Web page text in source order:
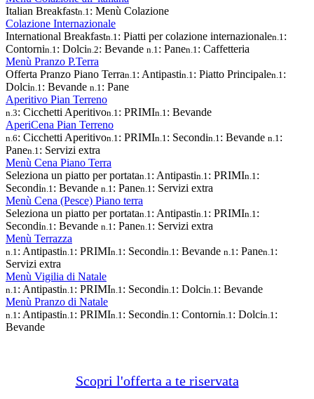
Italian Breakfastn.1 : Menù Colazione
Colazione Internazionale
International Breakfastn.1 : Piatti per colazione internazionalen.1 :
Contornin.1 : Dolcin.2: Bevande n.1 : Panen.1 : Caffetteria
Menù Pranzo P.Terra
Offerta Pranzo Piano Terran.1 : Antipastin.1 : Piatto Principalen.1 :
Dolcin.1 : Bevande n.1 : Pane
Aperitivo Pian Terreno
n.3: Cicchetti Aperitivon.1 : PRIMIn.1 : Bevande
AperiCena Pian Terreno
n.6: Cicchetti Aperitivon.1 : PRIMIn.1 : Secondin.1 : Bevande n.1 :
Panen.1 : Servizi extra
Menù Cena Piano Terra
Seleziona un piatto per portatan.1 : Antipastin.1 : PRIMIn.1 :
Secondin.1 : Bevande n.1 : Panen.1 : Servizi extra
Menù Cena (Pesce) Piano terra
Seleziona un piatto per portatan.1 : Antipastin.1 : PRIMIn.1 :
Secondin.1 : Bevande n.1 : Panen.1 : Servizi extra
Menù Terrazza
n.1 : Antipastin.1 : PRIMIn.1 : Secondin.1 : Bevande n.1 : Panen.1 :
Servizi extra
Menù Vigilia di Natale
n.1 : Antipastin.1 : PRIMIn.1 : Secondin.1 : Dolcin.1 : Bevande
Menù Pranzo di Natale
n.1 : Antipastin.1 : PRIMIn.1 : Secondin.1 : Contornin.1 : Dolcin.1 :
Bevande
Scopri l'offerta a te riservata